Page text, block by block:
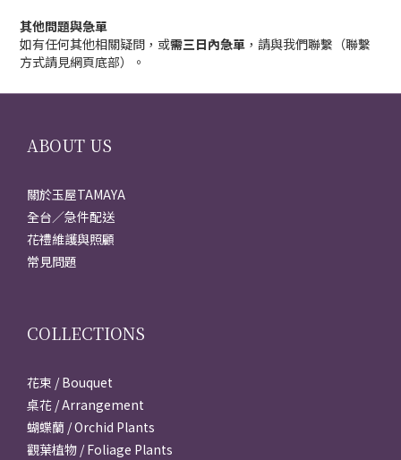
其他問題與急單
如有任何其他相關疑問，或需三日內急單 ，請與我們聯繫（聯繫
方式請見網頁底部）。
ABOUT US
關於玉屋TAMAYA
全台／急件配送
花禮維護與照顧
常見問題
COLLECTIONS
花束 / Bouquet
桌花 / Arrangement
蝴蝶蘭 / Orchid Plants
觀葉植物 / Foliage Plants